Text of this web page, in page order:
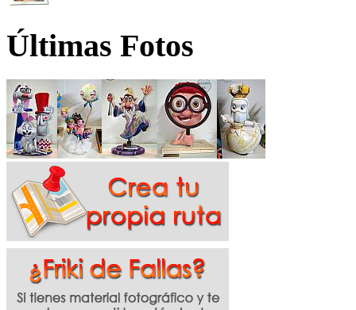
Últimas Fotos